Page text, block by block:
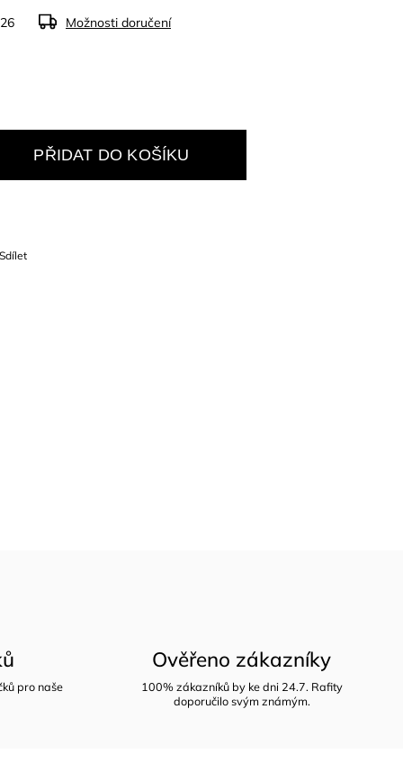
Možnosti doručení
PŘIDAT DO KOŠÍKU
Sdílet
pro naše
Ověřeno zákazníky
100% zákazníků by ke dni 24.7. Rafity
doporučilo svým známým.